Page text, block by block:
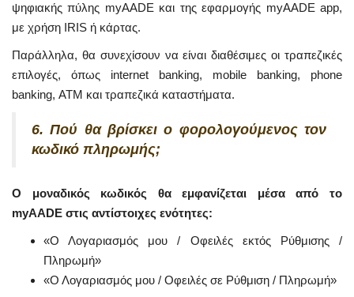
ψηφιακής πύλης myAADE και της εφαρμογής myAADE app,
με χρήση IRIS ή κάρτας.
Παράλληλα, θα συνεχίσουν να είναι διαθέσιμες οι τραπεζικές
επιλογές, όπως internet banking, mobile banking, phone
banking, ΑΤΜ και τραπεζικά καταστήματα.
6. Πού θα βρίσκει ο φορολογούμενος τον
κωδικό πληρωμής;
Ο μοναδικός κωδικός θα εμφανίζεται μέσα από το
myAADE στις αντίστοιχες ενότητες:
«Ο Λογαριασμός μου / Οφειλές εκτός Ρύθμισης /
Πληρωμή»
«Ο Λογαριασμός μου / Οφειλές σε Ρύθμιση / Πληρωμή»